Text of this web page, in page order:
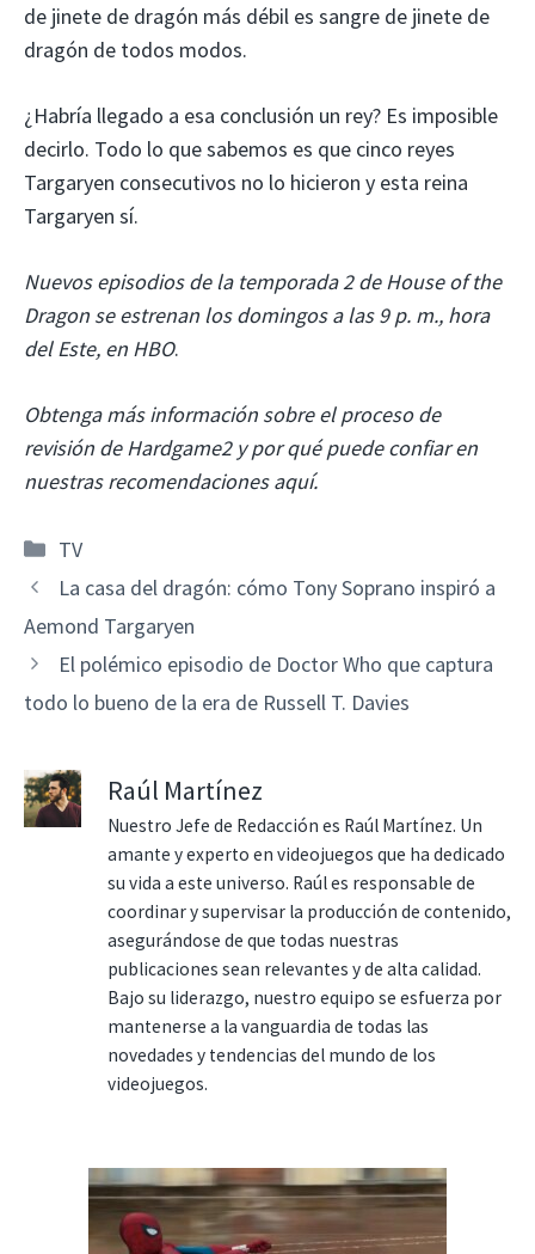
de jinete de dragón más débil es sangre de jinete de
dragón de todos modos.
¿Habría llegado a esa conclusión un rey? Es imposible
decirlo. Todo lo que sabemos es que cinco reyes
Targaryen consecutivos no lo hicieron y esta reina
Targaryen sí.
Nuevos episodios de la temporada 2 de House of the
Dragon se estrenan los domingos a las 9 p. m., hora
del Este, en HBO.
Obtenga más información sobre el proceso de
revisión de Hardgame2 y por qué puede confiar en
nuestras recomendaciones aquí.
Categorías
TV
La casa del dragón: cómo Tony Soprano inspiró a
Aemond Targaryen
El polémico episodio de Doctor Who que captura
todo lo bueno de la era de Russell T. Davies
Raúl Martínez
Nuestro Jefe de Redacción es Raúl Martínez. Un
amante y experto en videojuegos que ha dedicado
su vida a este universo. Raúl es responsable de
coordinar y supervisar la producción de contenido,
asegurándose de que todas nuestras
publicaciones sean relevantes y de alta calidad.
Bajo su liderazgo, nuestro equipo se esfuerza por
mantenerse a la vanguardia de todas las
novedades y tendencias del mundo de los
videojuegos.